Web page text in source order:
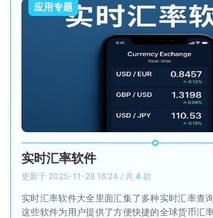
应用专题
实时汇率软件
更新于 2025-11-28 16:24 / 共 4 款
实时汇率软件大全里面汇集了多种实时汇率查
这些软件为用户提供了方便快捷的全球货币汇